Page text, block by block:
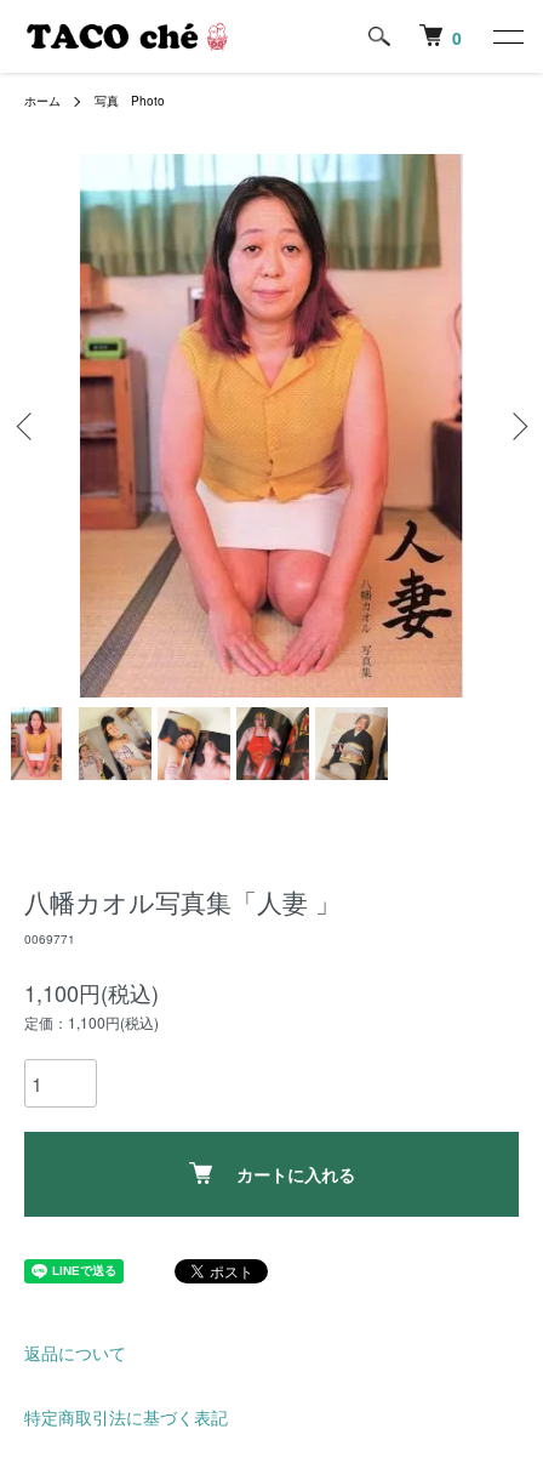
0
ホーム 写真 Photo
八幡カオル写真集「人妻 」
0069771
1,100円(税込)
定価：1,100円(税込)
カートに入れる
返品について
特定商取引法に基づく表記